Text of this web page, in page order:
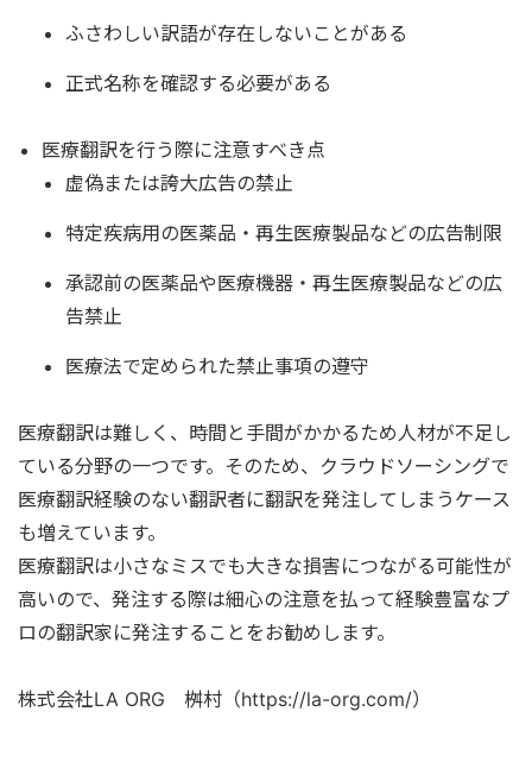
ふさわしい訳語が存在しないことがある
正式名称を確認する必要がある
医療翻訳を行う際に注意すべき点
虚偽または誇大広告の禁止
特定疾病用の医薬品・再生医療製品などの広告制限
承認前の医薬品や医療機器・再生医療製品などの広
告禁止
医療法で定められた禁止事項の遵守
医療翻訳は難しく、時間と手間がかかるため人材が不足し
ている分野の一つです。そのため、クラウドソーシングで
医療翻訳経験のない翻訳者に翻訳を発注してしまうケース
も増えています。
医療翻訳は小さなミスでも大きな損害につながる可能性が
高いので、発注する際は細心の注意を払って経験豊富なプ
ロの翻訳家に発注することをお勧めします。
株式会社LA ORG 桝村（https://la-org.com/）